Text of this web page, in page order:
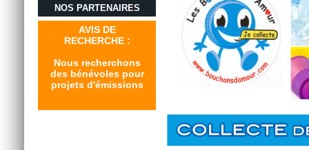
NOS PARTENAIRES
AVIS DE
RECHERCHE :
Nous recherchons
des bénévoles pour
projets d'émissions